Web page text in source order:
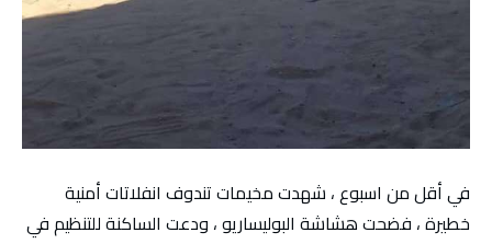
في أقل من اسبوع ، شهدت مخيمات تندوف انفلاتات أمنية
خطيرة ، فضحت هشاشة البوليساريو ، ودعت الساكنة للتنظيم في